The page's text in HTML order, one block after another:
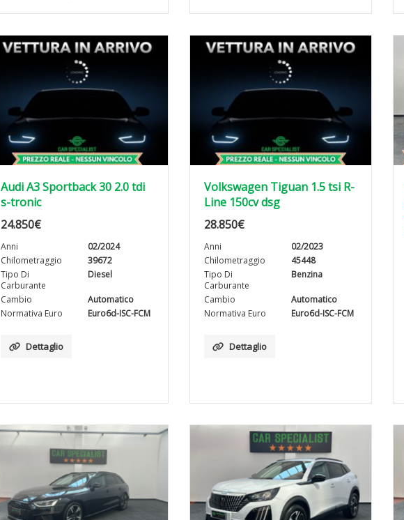
Audi A3 Sportback 30 2.0 tdi
s-tronic
24.850€
Anni
02/2024
Chilometraggio
39672
Tipo Di
Carburante
Diesel
Cambio
Automatico
Normativa Euro
Euro6d-ISC-FCM
Dettaglio
Volkswagen Tiguan 1.5 tsi R-
Line 150cv dsg
28.850€
Anni
02/2023
Chilometraggio
45448
Tipo Di
Carburante
Benzina
Cambio
Automatico
Normativa Euro
Euro6d-ISC-FCM
Dettaglio